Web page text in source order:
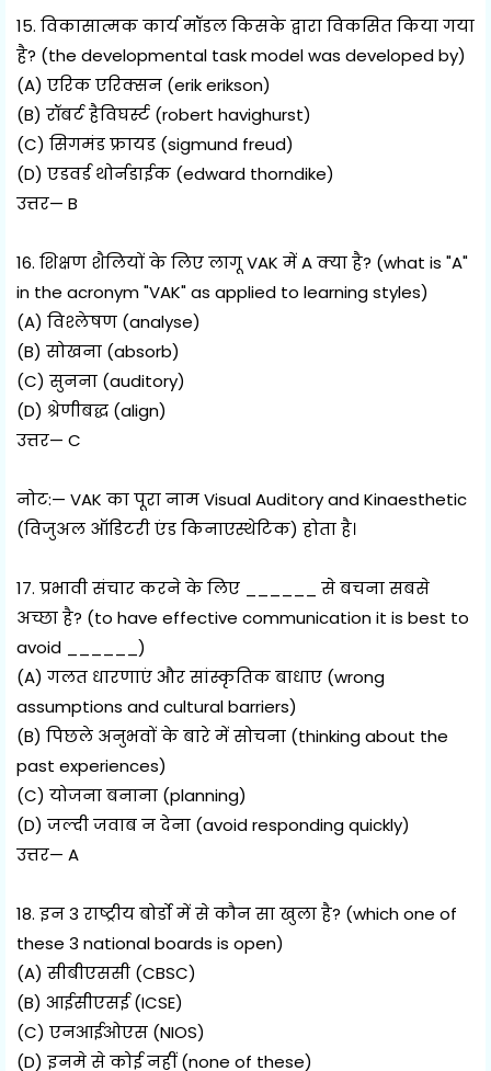
15. विकासात्मक कार्य मॉडल किसके द्वारा विकसित किया गया
है? (the developmental task model was developed by)
(A) एरिक एरिक्सन (erik erikson)
(B) रॉबर्ट हैविघर्स्ट (robert havighurst)
(C) सिगमंड फ्रायड (sigmund freud)
(D) एडवर्ड थोर्नडाईक (edward thorndike)
उत्तर— B
16. शिक्षण शैलियों के लिए लागू VAK में A क्या है? (what is "A"
in the acronym "VAK" as applied to learning styles)
(A) विश्लेषण (analyse)
(B) सोखना (absorb)
(C) सुनना (auditory)
(D) श्रेणीबद्ध (align)
उत्तर— C
नोट:— VAK का पूरा नाम Visual Auditory and Kinaesthetic
(विजुअल ऑडिटरी एंड किनाएस्थेटिक) होता है।
17. प्रभावी संचार करने के लिए ______ से बचना सबसे
अच्छा है? (to have effective communication it is best to
avoid ______)
(A) गलत धारणाएं और सांस्कृतिक बाधाए (wrong
assumptions and cultural barriers)
(B) पिछले अनुभवों के बारे में सोचना (thinking about the
past experiences)
(C) योजना बनाना (planning)
(D) जल्दी जवाब न देना (avoid responding quickly)
उत्तर— A
18. इन 3 राष्ट्रीय बोर्डो में से कौन सा खुला है? (which one of
these 3 national boards is open)
(A) सीबीएससी (CBSC)
(B) आईसीएसई (ICSE)
(C) एनआईओएस (NIOS)
(D) इनमे से कोई नहीं (none of these)